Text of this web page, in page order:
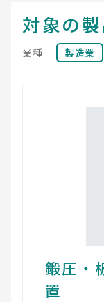
対象の
業種 製造業
鍛圧・
置